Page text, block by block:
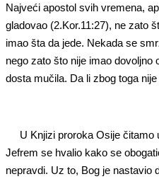
Najveći apostol svih vremena,
gladovao (2.Kor.11:27), ne zato
imao šta da jede. Nekada se
nego zato što nije imao dovoljno
dosta mučila. Da li zbog toga
U Knjizi proroka Osije čitamo
Jefrem se hvalio kako se
nepravdi. Uz to, Bog je nastavio